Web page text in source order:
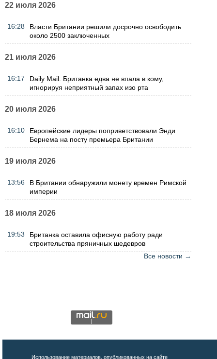
22 июля 2026
16:28
Власти Британии решили досрочно освободить
около 2500 заключенных
21 июля 2026
16:17
Daily Mail: Британка едва не впала в кому,
игнорируя неприятный запах изо рта
20 июля 2026
16:10
Европейские лидеры поприветствовали Энди
Бернема на посту премьера Британии
19 июля 2026
13:56
В Британии обнаружили монету времен Римской
империи
18 июля 2026
19:53
Британка оставила офисную работу ради
строительства пряничных шедевров
Все новости →
Использование материалов, опубликованных на сайте